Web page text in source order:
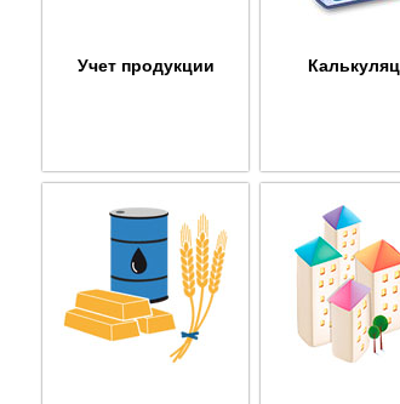
Учет продукции